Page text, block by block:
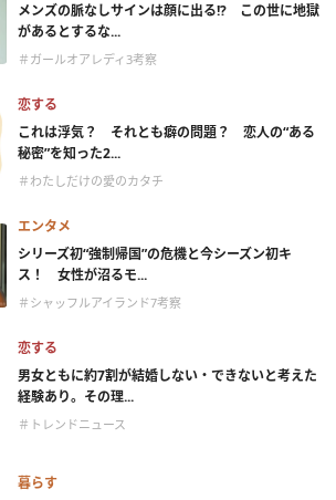
メンズの脈なしサインは顔に出る!? この世に地獄
があるとするな...
＃ガールオアレディ3考察
恋する
これは浮気？ それとも癖の問題？ 恋人の“ある
秘密”を知った2...
＃わたしだけの愛のカタチ
エンタメ
シリーズ初“強制帰国”の危機と今シーズン初キ
ス！ 女性が沼るモ...
＃シャッフルアイランド7考察
恋する
男女ともに約7割が結婚しない・できないと考えた
経験あり。その理...
＃トレンドニュース
暮らす